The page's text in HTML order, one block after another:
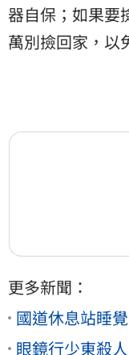
器自保；如果要
萬別撿回家，以
更多新聞：
國道休息站睡
眼鏡行少東殺